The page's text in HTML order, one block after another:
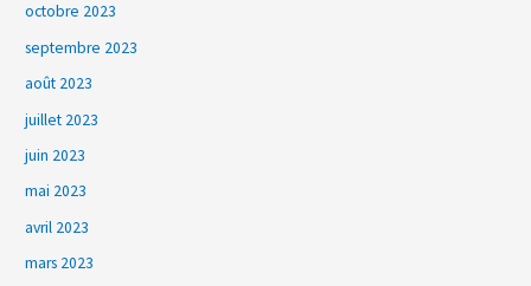
octobre 2023
septembre 2023
août 2023
juillet 2023
juin 2023
mai 2023
avril 2023
mars 2023